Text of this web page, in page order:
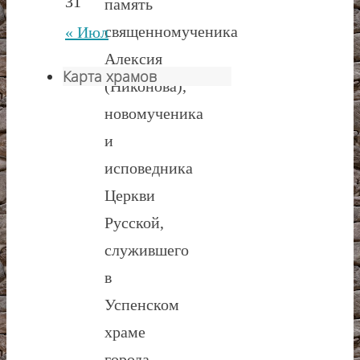
память
священномученика
Алексия
(Никонова),
новомученика
и
исповедника
Церкви
Русской,
служившего
в
Успенском
храме
« Июл
Карта храмов